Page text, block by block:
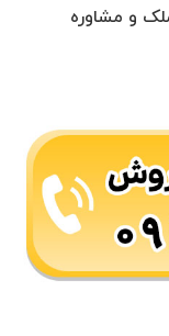
ملک و مشاوره